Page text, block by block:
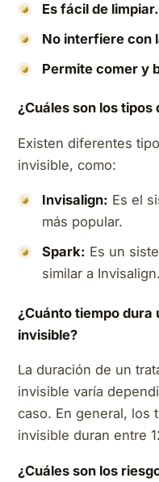
Es fácil de limpiar.
No interfiere con
Permite comer y
¿Cuáles son los
Existen diferentes
invisible, como:
Invisalign: Es el
más popular.
Spark: Es un
similar a Invisalign.
¿Cuánto tiempo
invisible?
La duración de un
invisible varía
caso. En general, los
invisible duran entre
¿Cuáles son los